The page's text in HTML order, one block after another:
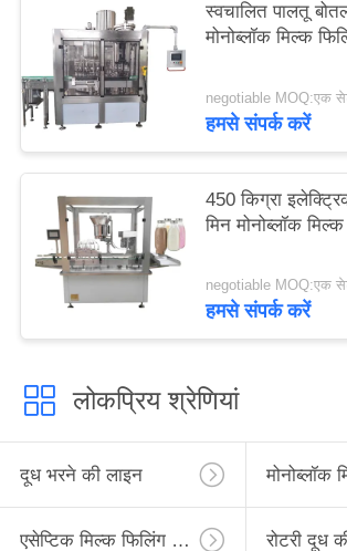
स्वचालित पालतू
मोनोब्लॉक मिल्क
negotiable MOQ:एक
हमसे संपर्क करें
450 किग्रा
मिन मोनोब्लॉक
negotiable MOQ:एक
हमसे संपर्क करें
लोकप्रिय श्रेणियां
दूध भरने की लाइन
एसेप्टिक मिल्क फिलिंग लाइन